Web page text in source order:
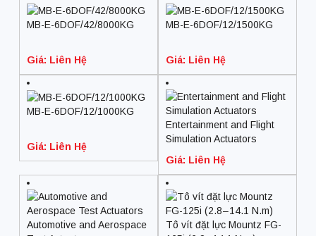
MB-E-6DOF/42/8000KG
Giá: Liên Hệ
MB-E-6DOF/12/1500KG
Giá: Liên Hệ
MB-E-6DOF/12/1000KG
Giá: Liên Hệ
Entertainment and Flight
Simulation Actuators
Giá: Liên Hệ
Automotive and Aerospace
Tô vít đặt lực Mountz FG-